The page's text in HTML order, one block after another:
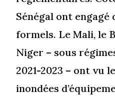
Sénégal ont engagé
formels. Le Mali, le
Niger – sous
2021-2023 – ont vu
inondées